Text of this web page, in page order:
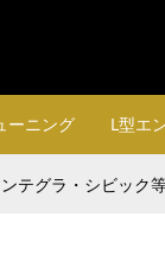
ーニング L型エ
テグラ・シビック